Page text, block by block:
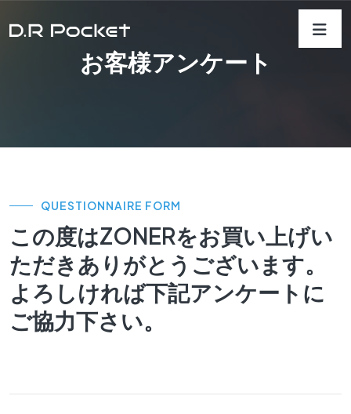
お客様アンケート
QUESTIONNAIRE FORM
この度はZONERをお買い上げい
ただきありがとうございます。
よろしければ下記アンケートに
ご協力下さい。